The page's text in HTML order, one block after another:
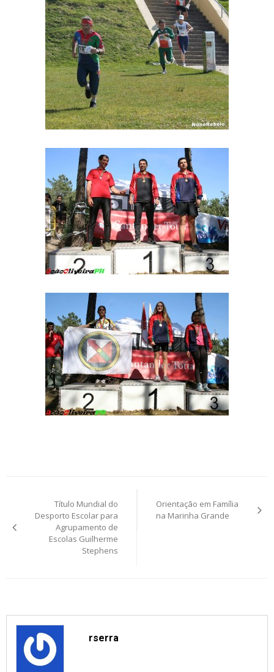
navigation
Título Mundial do
Desporto Escolar para
Agrupamento de
Escolas Guilherme
Stephens
Orientação em Família
na Marinha Grande
rserra